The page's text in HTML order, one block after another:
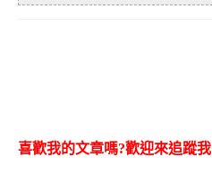
喜歡我的文章嗎?歡迎來追蹤我